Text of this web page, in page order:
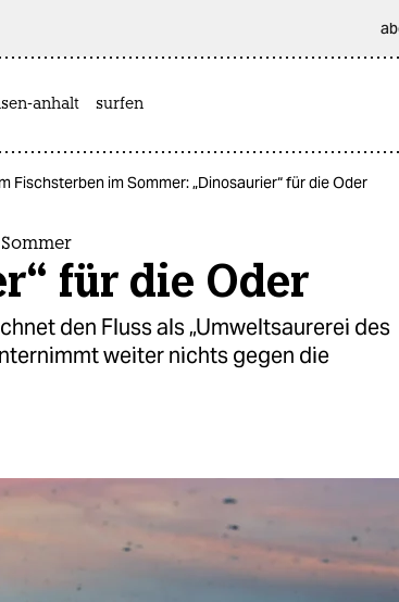
anhalt surfen
Fischsterben im Sommer: „Dinosaurier“ für die Oder
für die Oder
den Fluss als „Umweltsaurerei des
weiter nichts gegen die